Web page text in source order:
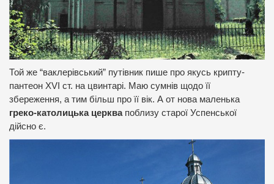
Той же “ваклерівський” путівник пише про якусь крипту-
пантеон XVI ст. на цвинтарі. Маю сумнів щодо її
збереження, а тим більш про її вік. А от нова маленька
греко-католицька церквапоблизу старої Успенської
дійсно є.